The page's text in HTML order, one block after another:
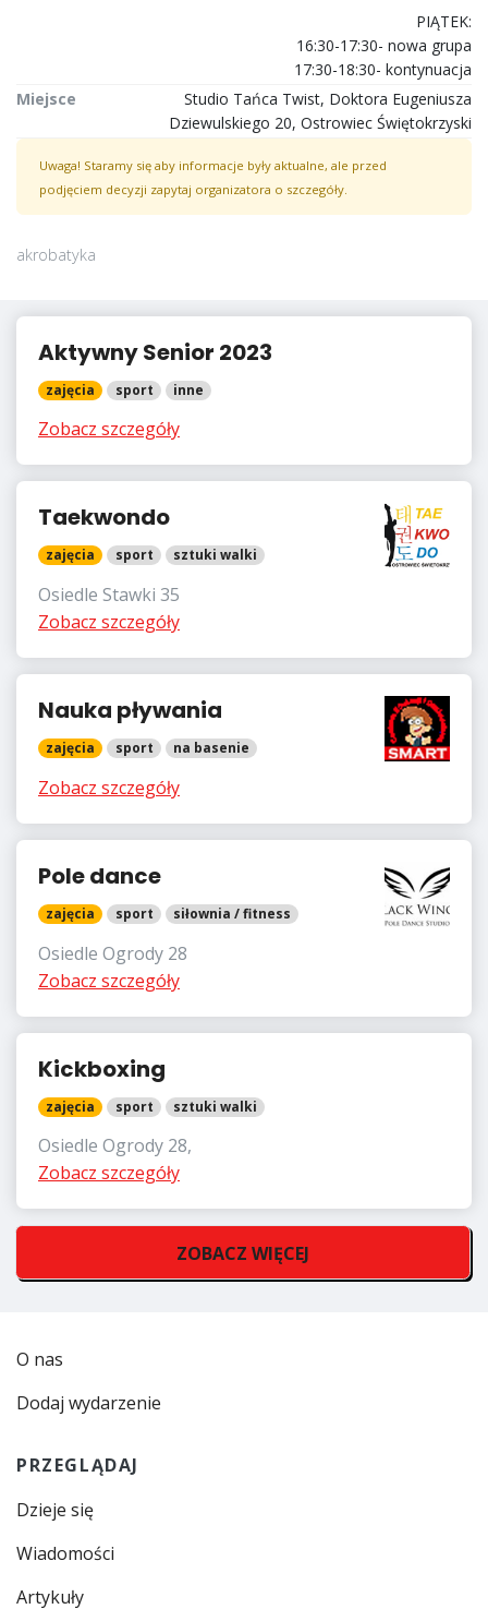
PIĄTEK:
16:30-17:30- nowa grupa
17:30-18:30- kontynuacja
Miejsce
Studio Tańca Twist, Doktora Eugeniusza
Dziewulskiego 20, Ostrowiec Świętokrzyski
Uwaga! Staramy się aby informacje były aktualne, ale przed
podjęciem decyzji zapytaj organizatora o szczegóły.
akrobatyka
Aktywny Senior 2023
zajęcia sport inne
Zobacz szczegóły
Taekwondo
zajęcia sport sztuki walki
Osiedle Stawki 35
Zobacz szczegóły
Nauka pływania
zajęcia sport na basenie
Zobacz szczegóły
Pole dance
zajęcia sport siłownia / fitness
Osiedle Ogrody 28
Zobacz szczegóły
Kickboxing
zajęcia sport sztuki walki
Osiedle Ogrody 28,
Zobacz szczegóły
ZOBACZ WIĘCEJ
O nas
Dodaj wydarzenie
PRZEGLĄDAJ
Dzieje się
Wiadomości
Artykuły